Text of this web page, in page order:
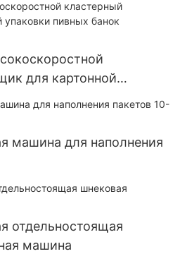
для картонной
емкостью 330–500
машина для наполнения
отдельностоящая
машина